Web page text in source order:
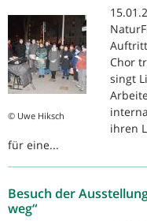
© Uwe Hiksch
Chor
singt
ihren
für eine...
Besuch der
weg“